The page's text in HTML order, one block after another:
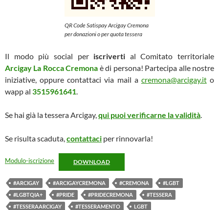
QR Code Satispay Arcigay Cremona
per donazioni o per quota tessera
Il modo più social per iscriverti al Comitato territoriale
Arcigay La Rocca Cremona è di persona! Partecipa alle nostre
iniziative, oppure contattaci via mail a cremona@arcigay.ito
wapp al 3515961641.
Se hai già la tessera Arcigay,qui puoi verificarne la validità.
Se risulta scaduta,contattaci per rinnovarla!
Modulo-iscrizione DOWNLOAD
#ARCIGAY #ARCIGAYCREMONA #CREMONA
#LGBT
#LGBTQIA+
#PRIDE #PRIDECREMONA
#TESSERA
#TESSERAARCIGAY
#TESSERAMENTO LGBT